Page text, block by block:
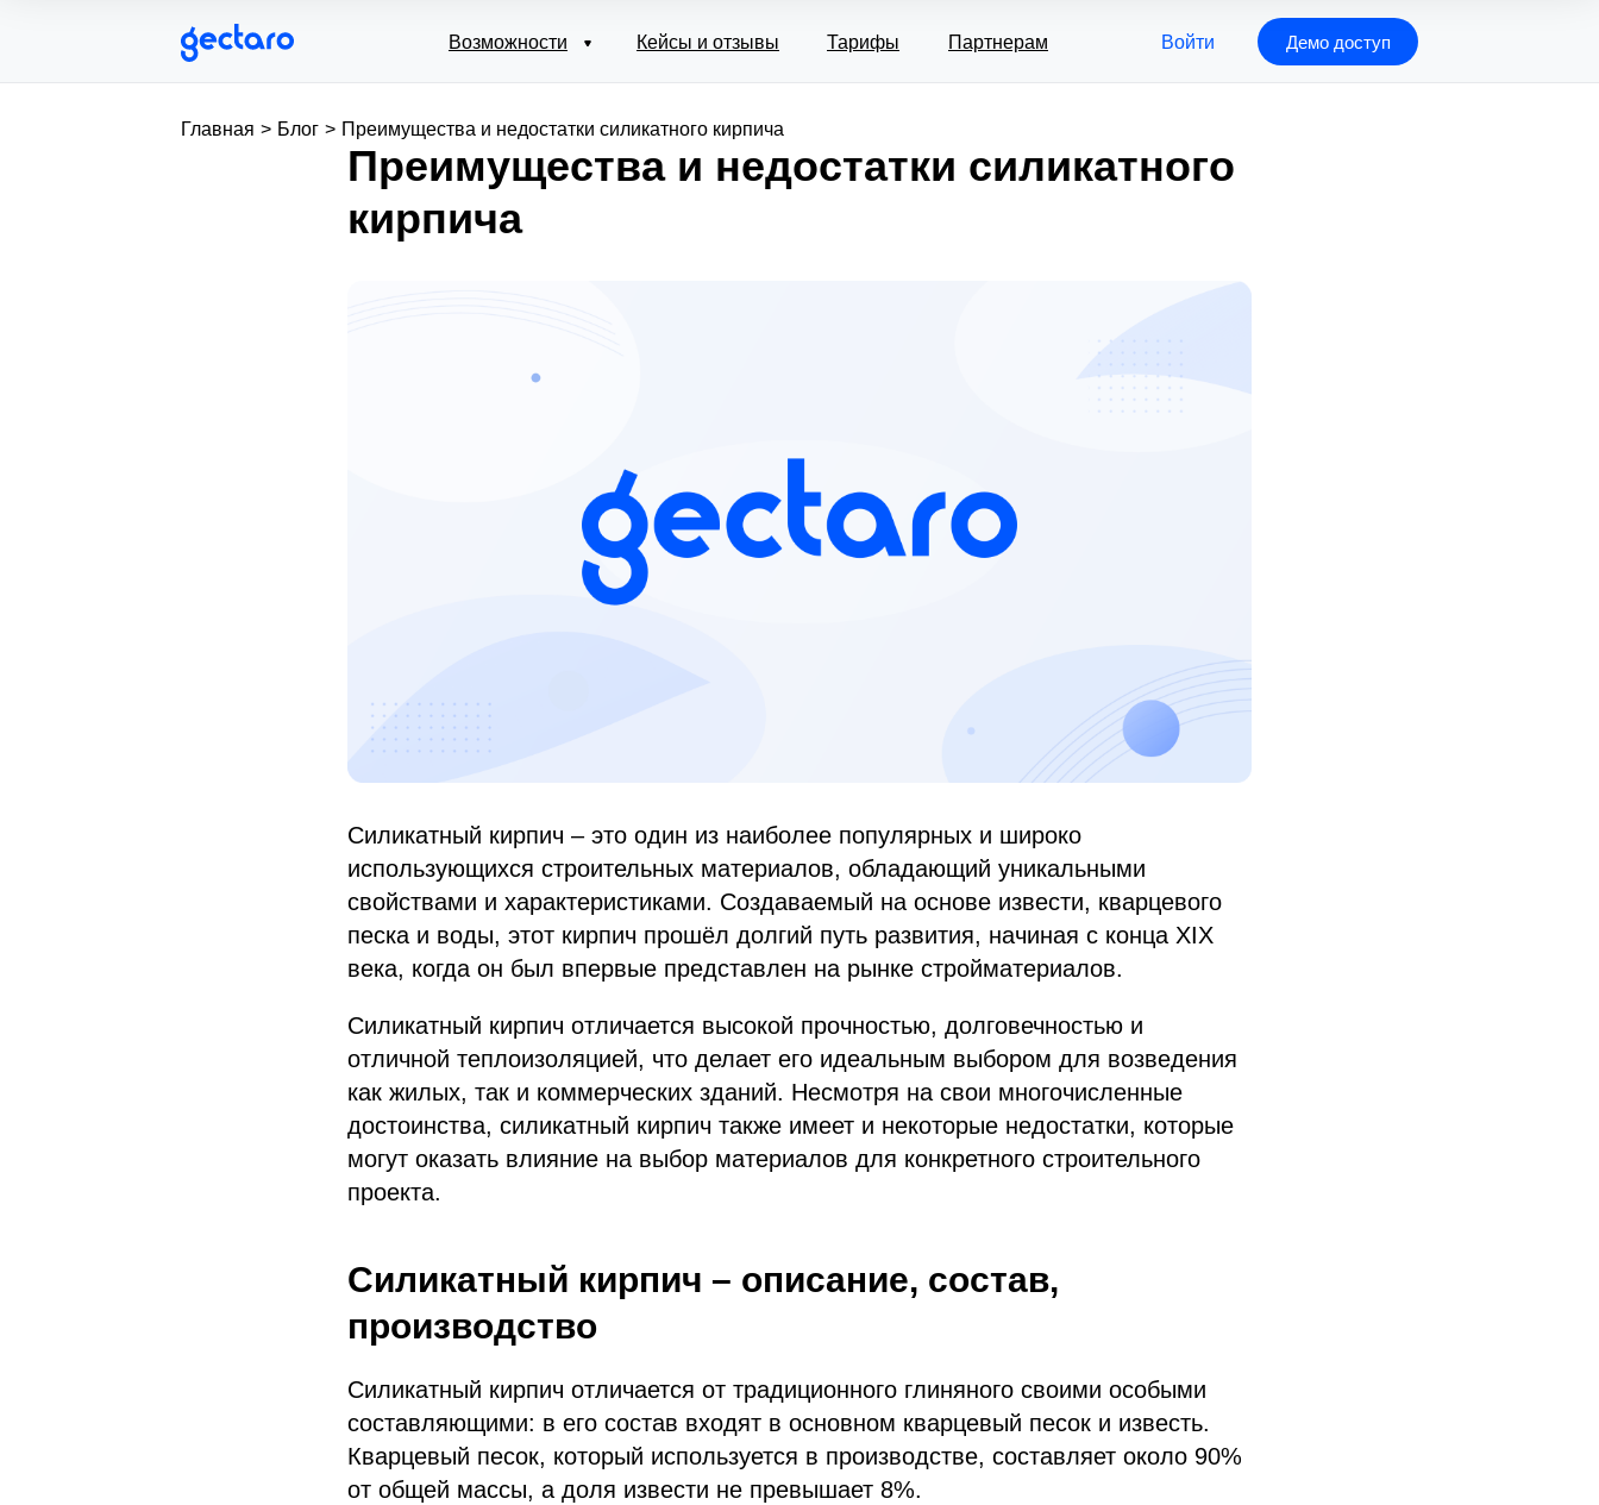
Возможности Демо доступ
Войти
Кейсы и отзывы Тарифы Партнерам
Главная > Блог > Преимущества и недостатки силикатного кирпича
Преимущества и недостатки силикатного
кирпича
Силикатный кирпич – это один из наиболее популярных и широко
использующихся строительных материалов, обладающий уникальными
свойствами и характеристиками. Создаваемый на основе извести, кварцевого
песка и воды, этот кирпич прошёл долгий путь развития, начиная с конца XIX
века, когда он был впервые представлен на рынке стройматериалов.
Силикатный кирпич отличается высокой прочностью, долговечностью и
отличной теплоизоляцией, что делает его идеальным выбором для возведения
как жилых, так и коммерческих зданий. Несмотря на свои многочисленные
достоинства, силикатный кирпич также имеет и некоторые недостатки, которые
могут оказать влияние на выбор материалов для конкретного строительного
проекта.
Силикатный кирпич – описание, состав,
производство
Силикатный кирпич отличается от традиционного глиняного своими особыми
составляющими: в его состав входят в основном кварцевый песок и известь.
Кварцевый песок, который используется в производстве, составляет около 90%
от общей массы, а доля извести не превышает 8%.